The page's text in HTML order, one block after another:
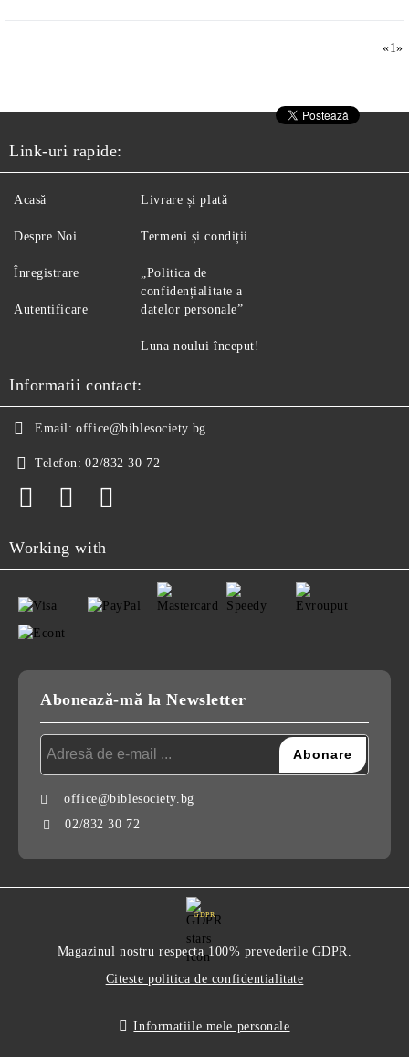
«1»
Link-uri rapide:
Acasă
Despre Noi
Înregistrare
Autentificare
Livrare și plată
Termeni și condiții
„Politica de
confidențialitate a
datelor personale”
Luna noului început!
Informatii contact:
Email: office@biblesociety.bg
Telefon: 02/832 30 72
Working with
Abonează-mă la Newsletter
office@biblesociety.bg
02/832 30 72
GDPR
Magazinul nostru respecta 100% prevederile GDPR.
Citeste politica de confidentialitate
Informatiile mele personale